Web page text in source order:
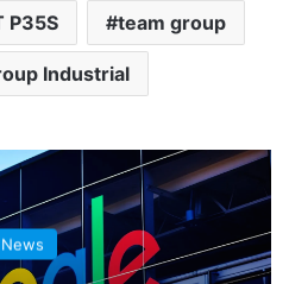
P35S team group
Industrial
News